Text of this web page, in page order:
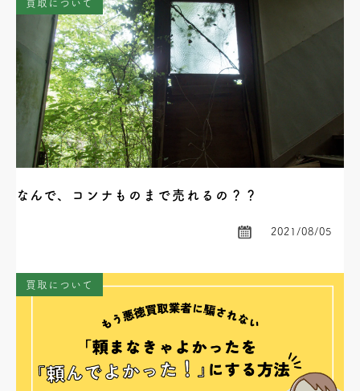
買取について
なんで、コンナものまで売れるの？？
2021/08/05
買取について